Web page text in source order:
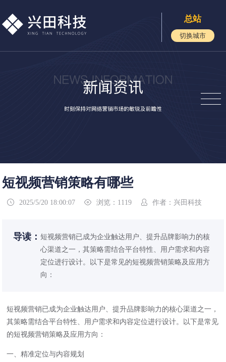
总站
切换城市
短视频营销策略有哪些
 2025/5/20 18:00:07  浏览：1119  作者：兴田科技
导读： 短视频营销已成为企业触达用户、提升品牌影响力的核
心渠道之一，其策略需结合平台特性、用户需求和内容
定位进行设计。以下是常见的短视频营销策略及应用方
向：
短视频营销已成为企业触达用户、提升品牌影响力的核心渠道之一，
其策略需结合平台特性、用户需求和内容定位进行设计。以下是常见
的短视频营销策略及应用方向：
一、精准定位与内容规划